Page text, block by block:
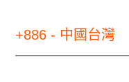
+886 - 中國台灣